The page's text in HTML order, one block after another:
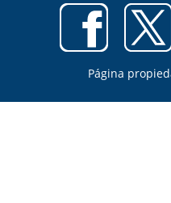
Página